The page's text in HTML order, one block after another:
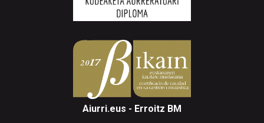
Aiurri.eus - Erroitz BM